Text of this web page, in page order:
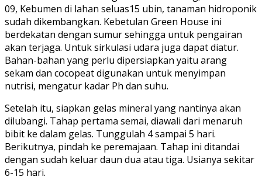
09, Kebumen di lahan seluas15 ubin, tanaman hidroponik
sudah dikembangkan. Kebetulan Green House ini
berdekatan dengan sumur sehingga untuk pengairan
akan terjaga. Untuk sirkulasi udara juga dapat diatur.
Bahan-bahan yang perlu dipersiapkan yaitu arang
sekam dan cocopeat digunakan untuk menyimpan
nutrisi, mengatur kadar Ph dan suhu.
Setelah itu, siapkan gelas mineral yang nantinya akan
dilubangi. Tahap pertama semai, diawali dari menaruh
bibit ke dalam gelas. Tunggulah 4 sampai 5 hari.
Berikutnya, pindah ke peremajaan. Tahap ini ditandai
dengan sudah keluar daun dua atau tiga. Usianya sekitar
6-15 hari.